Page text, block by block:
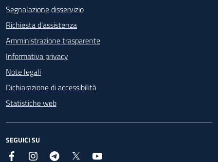
Segnalazione disservizio
Richiesta d'assistenza
Amministrazione trasparente
Informativa privacy
Note legali
Dichiarazione di accessibilità
Statistiche web
SEGUICI SU
Facebook InstagramTelegram